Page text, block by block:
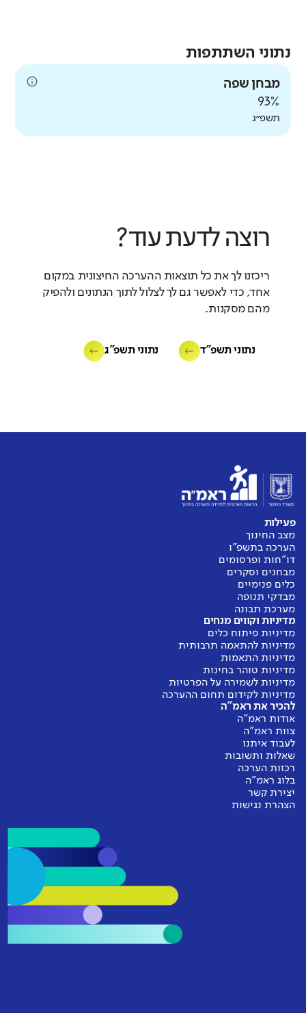
נתוני השתתפות
מבחן שפה
93%
תשפ״ג
רוצה לדעת עוד?
ריכזנו לך את כל תוצאות ההערכה החיצונית במקום
אחד, כדי לאפשר גם לך לצלול לתוך הנתונים ולהפיק
מהם מסקנות.
נתוני תשפ"ד נתוני תשפ"ג
פעילות
מצב החינוך
הערכה בתשפ"ו
דו"חות ופרסומים
מבחנים וסקרים
כלים פנימיים
מבדקי תנופה
מערכת תבונה
מדיניות וקווים מנחים
מדיניות פיתוח כלים
מדיניות להתאמה תרבותית
מדיניות התאמות
מדיניות טוהר בחינות
מדיניות לשמירה על הפרטיות
מדיניות לקידום תחום ההערכה
להכיר את ראמ"ה
אודות ראמ"ה
צוות ראמ"ה
לעבוד איתנו
שאלות ותשובות
רכזות הערכה
בלוג ראמ"ה
יצירת קשר
הצהרת נגישות